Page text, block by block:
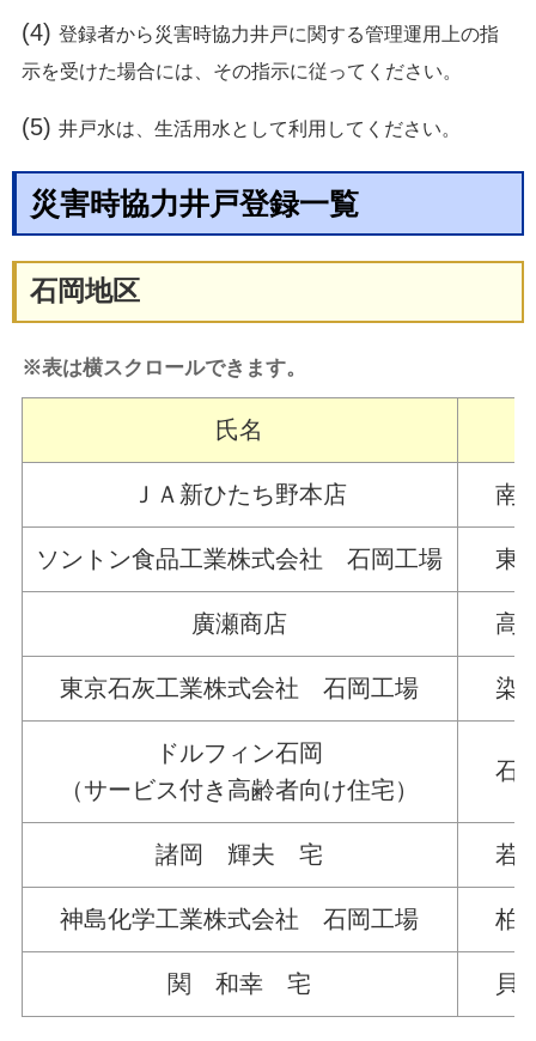
(4) 登録者から災害時協力井戸に関する管理運用上の指
示を受けた場合には、その指示に従ってください。
(5) 井戸水は、生活用水として利用してください。
災害時協力井戸登録一覧
石岡地区
※表は横スクロールできます。
氏名
ＪＡ新ひたち野本店 南
ソントン食品工業株式会社 石岡工場 東
廣瀬商店 高
東京石灰工業株式会社 石岡工場 染
ドルフィン石岡
（サービス付き高齢者向け住宅）
石
諸岡 輝夫 宅 若
神島化学工業株式会社 石岡工場 柏
関 和幸 宅 貝